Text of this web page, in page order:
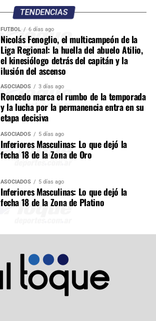
TENDENCIAS
FÚTBOL 6 días ago
Nicolás Fenoglio, el multicampeón de la
Liga Regional: la huella del abuelo Atilio,
el kinesiólogo detrás del capitán y la
ilusión del ascenso
ASOCIADOS 3 días ago
Roncedo marca el rumbo de la temporada
y la lucha por la permanencia entra en su
etapa decisiva
ASOCIADOS 5 días ago
Inferiores Masculinas: Lo que dejó la
fecha 18 de la Zona de Oro
ASOCIADOS 5 días ago
Inferiores Masculinas: Lo que dejó la
fecha 18 de la Zona de Platino